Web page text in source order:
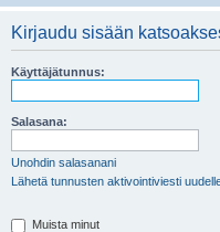
Kirjaudu sisään
Käyttäjätunnus:
Salasana:
Unohdin salasanani
Lähetä tunnusten aktivointiviesti
Muista minut